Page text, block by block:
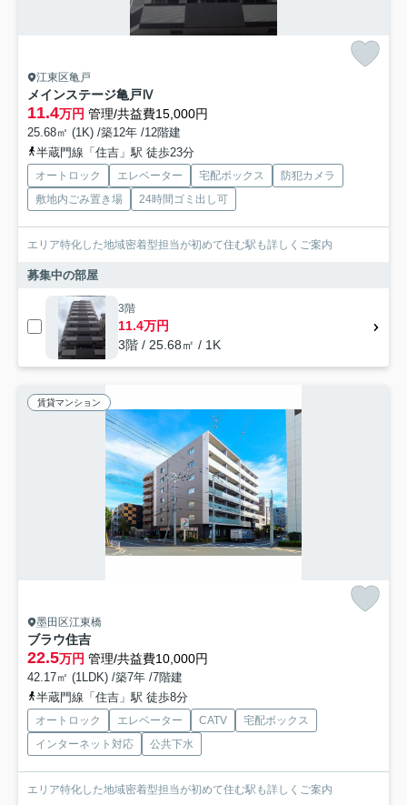
江東区亀戸
メインステージ亀戸Ⅳ
11.4万円 管理/共益費15,000円
25.68㎡ (1K) /築12年 /12階建
半蔵門線「住吉」駅 徒歩23分
オートロック エレベーター 宅配ボックス
防犯カメラ
敷地内ごみ置き場
24時間ゴミ出し可
エリア特化した地域密着型担当が初めて住む駅も詳しくご案内
募集中の部屋
3階
11.4万円
3階 / 25.68㎡ / 1K
賃貸マンション
墨田区江東橋
ブラウ住吉
22.5万円 管理/共益費10,000円
42.17㎡ (1LDK) /築7年 /7階建
半蔵門線「住吉」駅 徒歩8分
オートロック エレベーター CATV
宅配ボックス
インターネット対応
公共下水
エリア特化した地域密着型担当が初めて住む駅も詳しくご案内